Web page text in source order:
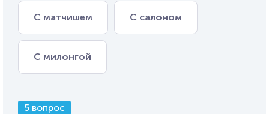
С матчишем С салоном
С милонгой
5 вопрос